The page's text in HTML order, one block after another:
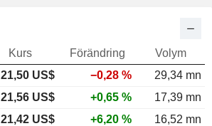
Kurs Förändring
Volym
21,50 US$ −0,28 %
29,34 mn
21,56 US$ +0,65 %
17,39 mn
21,42 US$ +6,20 %
16,52 mn